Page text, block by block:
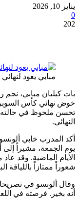
يعود لنهائي السوبر
مبابي، نجم ريال
في حالته الصحية
خابي ألونسو أن
مشيراً إلى أن
الماضية. وقد عاد مبابي
باللياقة البدنية.
في تصريحاته:
فرصته في اللعب